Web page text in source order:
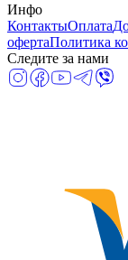
Инфо
КонтактыОплата
офертаПолитика
Следите за нами